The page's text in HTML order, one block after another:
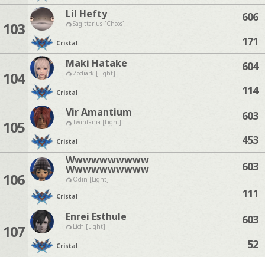
103
Lil Hefty
Sagittarius [Chaos]
Cristal
606
171
104
Maki Hatake
Zodiark [Light]
Cristal
604
114
105
Vir Amantium
Twintania [Light]
Cristal
603
453
106
Wwwwwwwwww
Wwwwwwwwww
Odin [Light]
Cristal
603
111
107
Enrei Esthule
Lich [Light]
Cristal
603
52